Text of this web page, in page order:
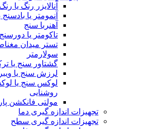
آنالایزر رنگ یا
آنمومتر یا
آهنربا سنج
تاکومتر یا دورسنج
تستر میدان
سولارمتر
گشتاور سنج یا
لرزش سنج یا
لوکس سنج یا
روشنایی
مولتی فانکشن
تجهیزات اندازه گیری دما
تجهیزات اندازه گیری سطح